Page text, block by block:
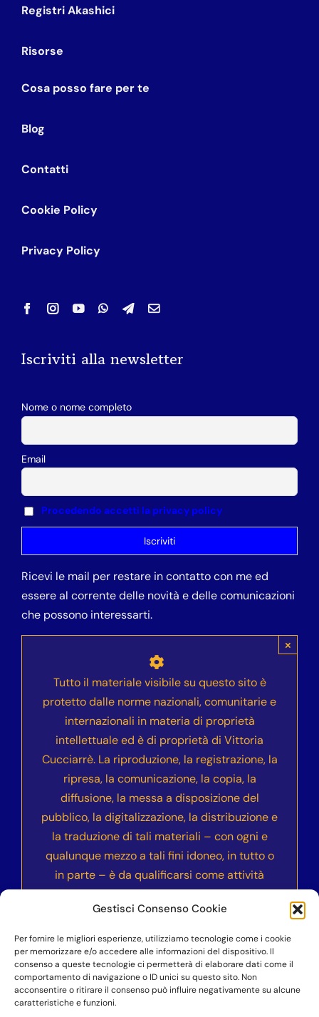
Gestisci Consenso Cookie
Per fornire le migliori esperienze, utilizziamo tecnologie come i cookie
per memorizzare e/o accedere alle informazioni del dispositivo. Il
consenso a queste tecnologie ci permetterà di elaborare dati come il
comportamento di navigazione o ID unici su questo sito. Non
acconsentire o ritirare il consenso può influire negativamente su alcune
caratteristiche e funzioni.
Registri Akashici
Risorse
Cosa posso fare per te
Blog
Contatti
Cookie Policy
Privacy Policy
Iscriviti alla newsletter
Nome o nome completo
Email
Procedendo accetti la privacy policy
Ricevi le mail per restare in contatto con me ed
essere al corrente delle novità e delle comunicazioni
che possono interessarti.
Tutto il materiale visibile su questo sito è
protetto dalle norme nazionali, comunitarie e
internazionali in materia di proprietà
intellettuale ed è di proprietà di Vittoria
Cucciarrè. La riproduzione, la registrazione, la
ripresa, la comunicazione, la copia, la
diffusione, la messa a disposizione del
pubblico, la digitalizzazione, la distribuzione e
la traduzione di tali materiali – con ogni e
qualunque mezzo a tali fini idoneo, in tutto o
in parte – è da qualificarsi come attività
illecita e sarà sanzionata civilmente e
penalmente secondo le normative vigenti
nell’ordinamento italiano ed internazionale.
×
©COPYRIGHT 2023-2024